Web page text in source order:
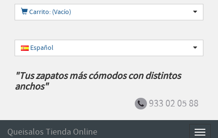
Carrito: (Vacío)
Español
"Tus zapatos más cómodos con distintos
anchos"
933 02 05 88
Queisalos Tienda Online